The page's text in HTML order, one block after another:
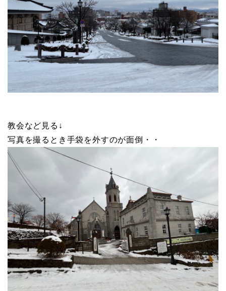
教会など見る↓
写真を撮るとき手袋を外すのが面倒・・